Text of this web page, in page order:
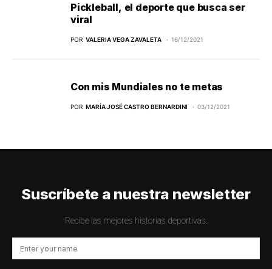
Pickleball, el deporte que busca ser
viral
POR VALERIA VEGA ZAVALETA 16/12/2021
Con mis Mundiales no te metas
POR MARÍA JOSÉ CASTRO BERNARDINI 03/12/2021
Suscríbete a nuestra newsletter
Recibe las mejores historias deportivas.